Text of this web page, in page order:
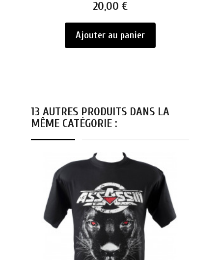
Prix
20,00 €
Ajouter au panier
13 AUTRES PRODUITS DANS LA
MÊME CATÉGORIE :